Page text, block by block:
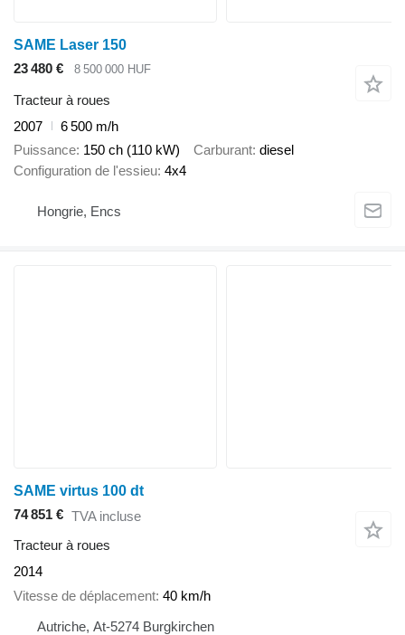
SAME Laser 150
23 480 €
8 500 000 HUF
Tracteur à roues
2007
6 500 m/h
Puissance 150 ch (110 kW) Carburant diesel
Configuration de l'essieu 4x4
Hongrie, Encs
SAME virtus 100 dt
74 851 € TVA incluse
Tracteur à roues
2014
Vitesse de déplacement 40 km/h
Autriche, At-5274 Burgkirchen